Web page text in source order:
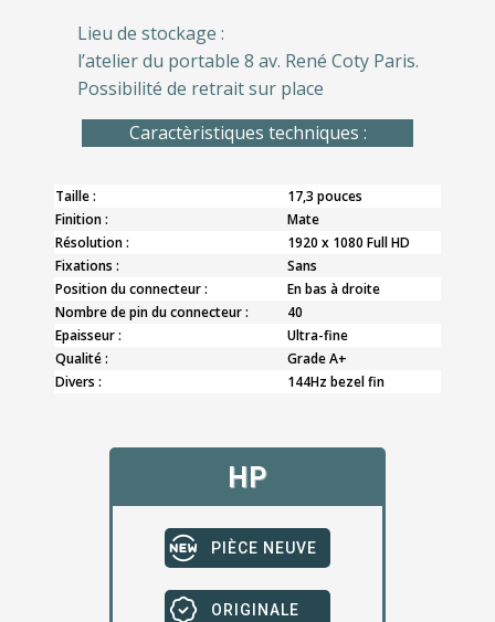
Lieu de stockage :
l’atelier du portable 8 av. René Coty Paris.
Possibilité de retrait sur place
Caractèristiques techniques :
Taille :
17,3 pouces
Finition :
Mate
Résolution :
1920 x 1080 Full HD
Fixations :
Sans
Position du connecteur :
En bas à droite
Nombre de pin du connecteur :
40
Epaisseur :
Ultra-fine
Qualité :
Grade A+
Divers :
144Hz bezel fin
HP
PIÈCE NEUVE
ORIGINALE